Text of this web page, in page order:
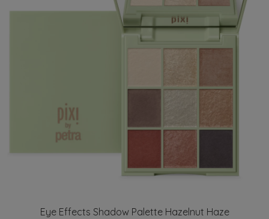
Eye Effects Shadow Palette Hazelnut Haze